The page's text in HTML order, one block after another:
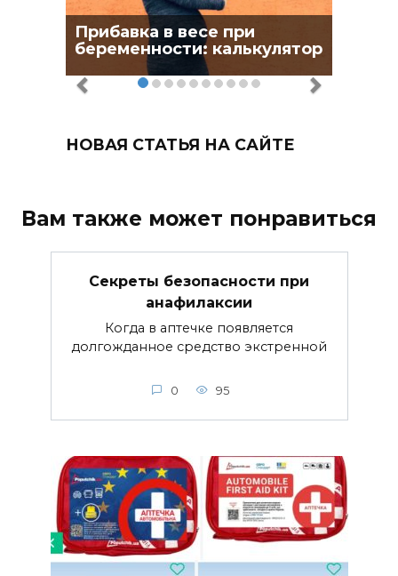
Прибавка в весе при
беременности: калькулятор
НОВАЯ СТАТЬЯ НА САЙТЕ
Вам также может понравиться
Секреты безопасности при
анафилаксии
Когда в аптечке появляется
долгожданное средство экстренной
0 95